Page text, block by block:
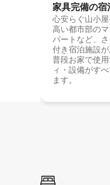
家具完備の宿⁠
心安らぐ山小
高い都市部の
パートなど、
付き宿泊施設
普段お家で使
ィ・設備がす
ます。